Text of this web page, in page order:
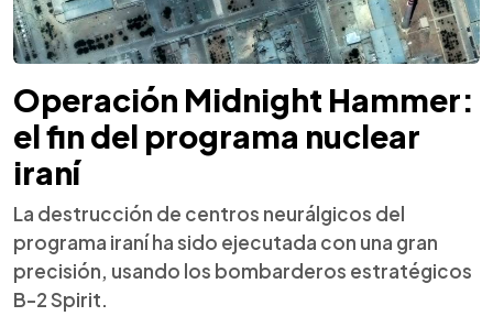
Operación Midnight Hammer:
el fin del programa nuclear
iraní
La destrucción de centros neurálgicos del
programa iraní ha sido ejecutada con una gran
precisión, usando los bombarderos estratégicos
B-2 Spirit.